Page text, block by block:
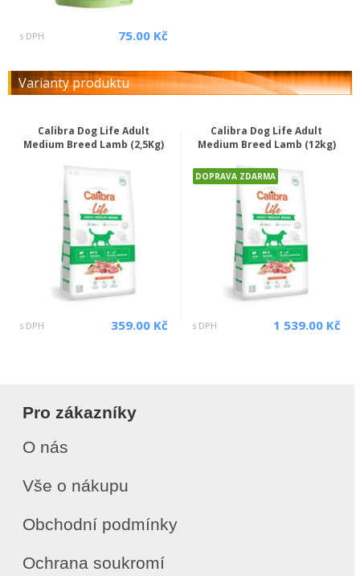
s DPH 75.00 Kč
Varianty produktu
Calibra Dog Life Adult
Medium Breed Lamb (2,5Kg)
s DPH 359.00 Kč
Calibra Dog Life Adult
Medium Breed Lamb (12kg)
DOPRAVA ZDARMA
s DPH 1 539.00 Kč
Pro zákazníky
O nás
Vše o nákupu
Obchodní podmínky
Ochrana soukromí